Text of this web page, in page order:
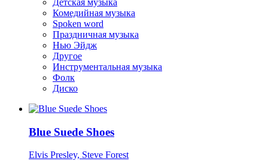
Детская музыка
Комедийная музыка
Spoken word
Праздничная музыка
Нью Эйдж
Другое
Инструментальная музыка
Фолк
Диско
Blue Suede Shoes
Elvis Presley, Steve Forest